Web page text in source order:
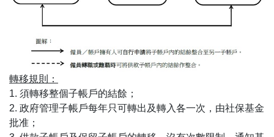
轉移規則：
1. 須轉移整個子帳戶的結餘；
2. 政府管理子帳戶每年只可轉出及轉入各一次，由社保基金
批准；